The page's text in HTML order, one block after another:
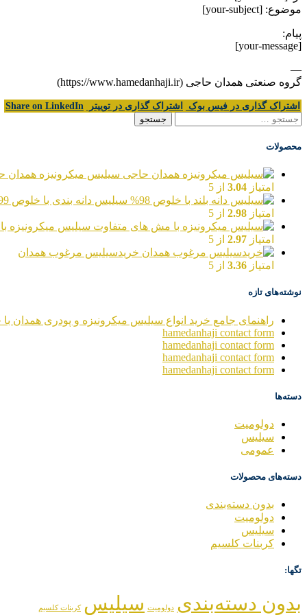
موضوع: [your-subject]
پیام:
[your-message]
—
گروه صنعتی همدان حاجی (https://www.hamedanhaji.ir)
اشتراک گذاری در فیس بوک اشتراک گذاری در توییتر Share on LinkedIn
جستجو
محصولات
سیلیس میکرونیزه همدان
امتیاز 3.04 از 5
سیلیس دانه بندی با خلوص 99%
امتیاز 2.98 از 5
سیلیس میکرونیزه
امتیاز 2.97 از 5
خریدسیلیس مرغوب همدان
امتیاز 3.36 از 5
نوشته‌های تازه
راهنمای جامع خرید انواع سیلیس میکرونیزه و پودری همدان با
hamedanhaji contact form
hamedanhaji contact form
hamedanhaji contact form
hamedanhaji contact form
دسته‌ها
دولومیت
سیلیس
عمومی
دسته‌های محصولات
بدون دسته‌بندی
دولومیت
سیلیس
کربنات کلسیم
تگها:
بدون دسته‌بندی دولومیت سیلیس کربنات کلسیم